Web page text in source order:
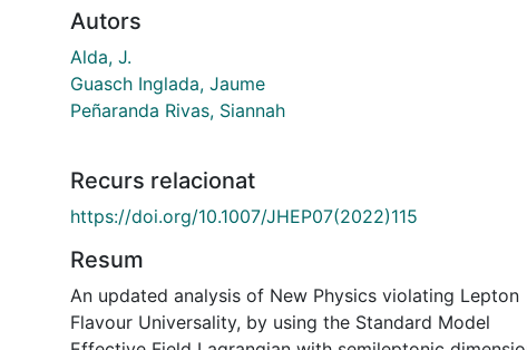
Autors
Alda, J.
Guasch Inglada, Jaume
Peñaranda Rivas, Siannah
Recurs relacionat
https://doi.org/10.1007/JHEP07(2022)115
Resum
An updated analysis of New Physics violating Lepton
Flavour Universality, by using the Standard Model